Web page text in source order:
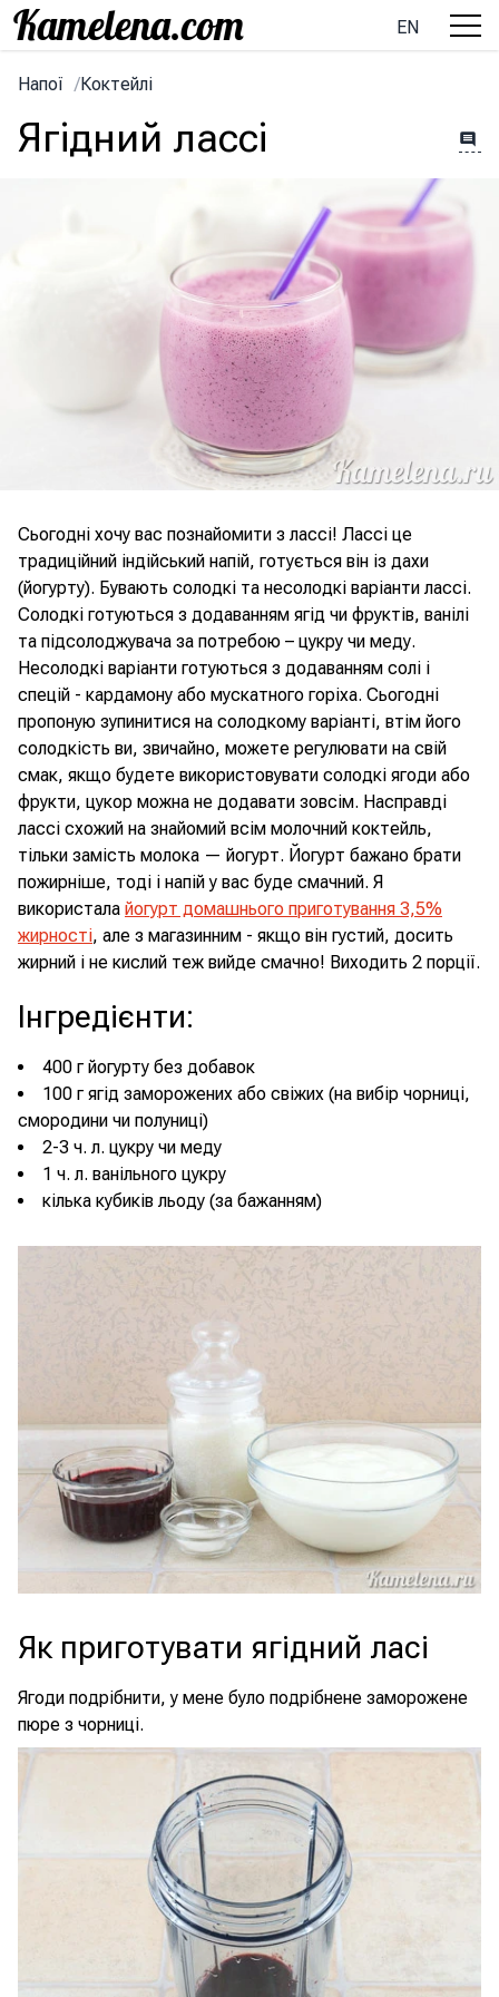
EN
Напої /Коктейлі
Ягідний лассі
Сьогодні хочу вас познайомити з лассі! Лассі це
традиційний індійський напій, готується він із дахи
(йогурту). Бувають солодкі та несолодкі варіанти лассі.
Солодкі готуються з додаванням ягід чи фруктів, ванілі
та підсолоджувача за потребою – цукру чи меду.
Несолодкі варіанти готуються з додаванням солі і
спецій - кардамону або мускатного горіха. Сьогодні
пропоную зупинитися на солодкому варіанті, втім його
солодкість ви, звичайно, можете регулювати на свій
смак, якщо будете використовувати солодкі ягоди або
фрукти, цукор можна не додавати зовсім. Насправді
лассі схожий на знайомий всім молочний коктейль,
тільки замість молока — йогурт. Йогурт бажано брати
пожирніше, тоді і напій у вас буде смачний. Я
використала йогурт домашнього приготування 3,5%
жирності, але з магазинним - якщо він густий, досить
жирний і не кислий теж вийде смачно! Виходить 2 порції.
Інгредієнти:
400 г йогурту без добавок
100 г ягід заморожених або свіжих (на вибір чорниці,
смородини чи полуниці)
2-3 ч. л. цукру чи меду
1 ч. л. ванільного цукру
кілька кубиків льоду (за бажанням)
Як приготувати ягідний ласі
Ягоди подрібнити, у мене було подрібнене заморожене
пюре з чорниці.